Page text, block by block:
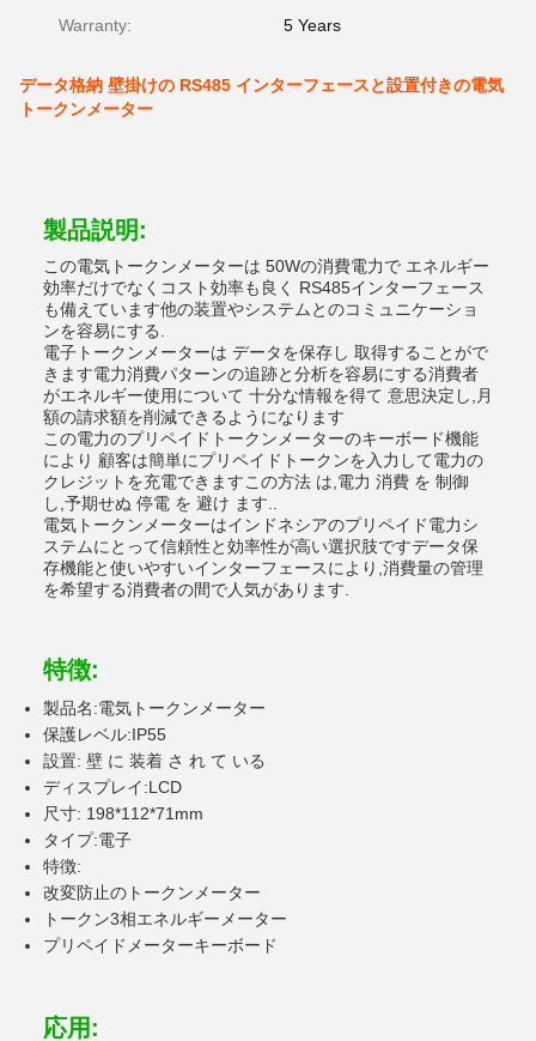
Warranty: 5 Years
データ格納 壁掛けの RS485 インターフェースと設置付きの電気
トークンメーター
製品説明:
この電気トークンメーターは 50Wの消費電力で エネルギー
効率だけでなくコスト効率も良く RS485インターフェース
も備えています他の装置やシステムとのコミュニケーショ
ンを容易にする.
電子トークンメーターは データを保存し 取得することがで
きます電力消費パターンの追跡と分析を容易にする消費者
がエネルギー使用について 十分な情報を得て 意思決定し,月
額の請求額を削減できるようになります
この電力のプリペイドトークンメーターのキーボード機能
により 顧客は簡単にプリペイドトークンを入力して電力の
クレジットを充電できますこの方法 は,電力 消費 を 制御
し,予期せぬ 停電 を 避け ます..
電気トークンメーターはインドネシアのプリペイド電力シ
ステムにとって信頼性と効率性が高い選択肢ですデータ保
存機能と使いやすいインターフェースにより,消費量の管理
を希望する消費者の間で人気があります.
特徴:
製品名:電気トークンメーター
保護レベル:IP55
設置: 壁 に 装着 さ れ て いる
ディスプレイ:LCD
尺寸: 198*112*71mm
タイプ:電子
特徴:
改変防止のトークンメーター
トークン3相エネルギーメーター
プリペイドメーターキーボード
応用: